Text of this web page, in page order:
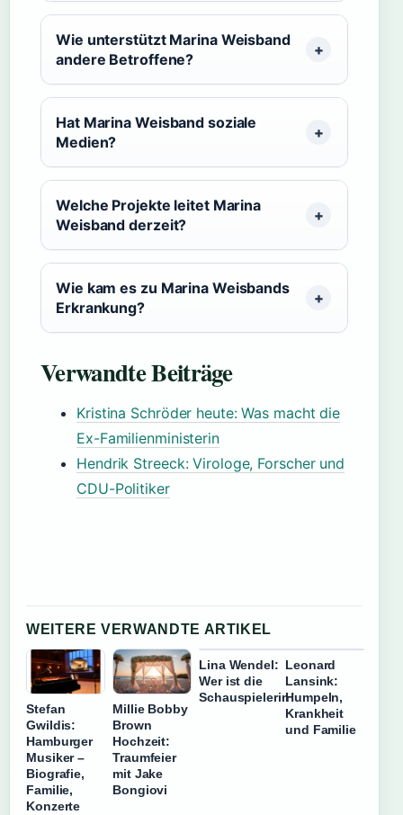
Wie unterstützt Marina Weisband
andere Betroffene?
Hat Marina Weisband soziale
Medien?
Welche Projekte leitet Marina
Weisband derzeit?
Wie kam es zu Marina Weisbands
Erkrankung?
Verwandte Beiträge
Kristina Schröder heute: Was macht die
Ex-Familienministerin
Hendrik Streeck: Virologe, Forscher und
CDU-Politiker
WEITERE VERWANDTE ARTIKEL
Stefan
Gwildis:
Hamburger
Musiker –
Biografie,
Familie,
Konzerte
Millie Bobby
Brown
Hochzeit:
Traumfeier
mit Jake
Bongiovi
Lina Wendel:
Wer ist die
Schauspielerin
Leonard
Lansink:
Humpeln,
Krankheit
und Familie